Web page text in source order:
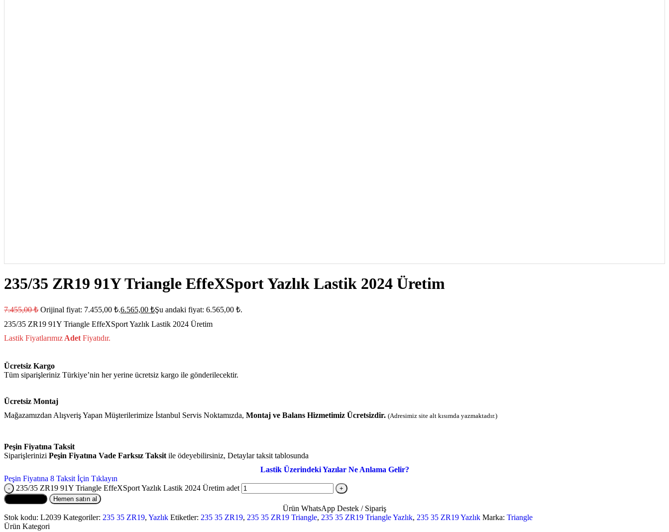
235/35 ZR19 91Y Triangle EffeXSport Yazlık Lastik 2024 Üretim
7.455,00₺ Orijinal fiyat: 7.455,00 ₺.6.565,00 ₺Şu andaki fiyat: 6.565,00 ₺.
235/35 ZR19 91Y Triangle EffeXSport Yazlık Lastik 2024 Üretim
Lastik Fiyatlarımız Adet Fiyatıdır.
Ücretsiz Kargo
Tüm siparişleriniz Türkiye’nin her yerine ücretsiz kargo ile gönderilecektir.
Ücretsiz Montaj
Mağazamızdan Alışveriş Yapan Müşterilerimize İstanbul Servis Noktamızda, Montaj ve Balans Hizmetimiz Ücretsizdir. (Adresimiz site alt kısımda yazmaktadır.)
Peşin Fiyatına Taksit
Siparişlerinizi Peşin Fiyatına Vade Farksız Taksit ile ödeyebilirsiniz, Detaylar taksit tablosunda
Lastik Üzerindeki Yazılar Ne Anlama Gelir?
Peşin Fiyatına 8 Taksit İçin Tıklayın
235/35 ZR19 91Y Triangle EffeXSport Yazlık Lastik 2024 Üretim adet
Hemen satın al
Ürün WhatsApp Destek / Sipariş
Stok kodu: L2039 Kategoriler: 235 35 ZR19, Yazlık Etiketler: 235 35 ZR19, 235 35 ZR19 Triangle, 235 35 ZR19 Triangle Yazlık, 235 35 ZR19 Yazlık Marka: Triangle
Ürün Kategori